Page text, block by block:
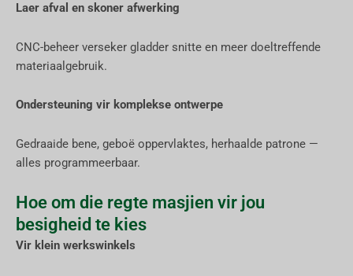
Laer afval en skoner afwerking
CNC-beheer verseker gladder snitte en meer doeltreffende
materiaalgebruik.
Ondersteuning vir komplekse ontwerpe
Gedraaide bene, geboë oppervlaktes, herhaalde patrone —
alles programmeerbaar.
Hoe om die regte masjien vir jou
besigheid te kies
Vir klein werkswinkels